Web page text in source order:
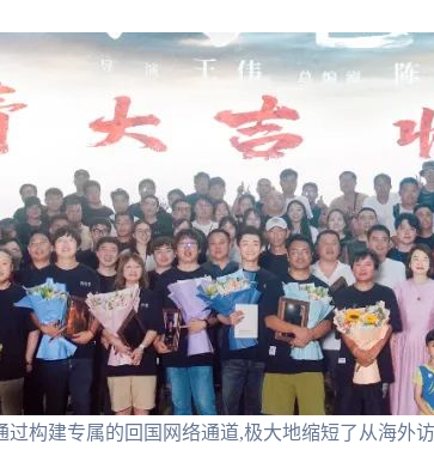
过构建专属的回国网络通道,极大地缩短了从海外